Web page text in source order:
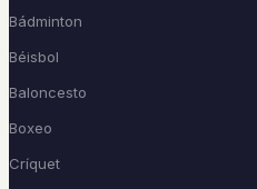
Bádminton
Béisbol
Baloncesto
Boxeo
Críquet